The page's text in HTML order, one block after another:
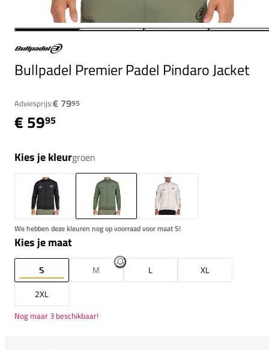
Bullpadel Premier Padel Pindaro Jacket
Adviesprijs:€ 7995
€ 5995
Kies je kleurgroen
We hebben deze kleuren nog op voorraad voor maat S!
Kies je maat
S M L
XL
2XL
Nog maar 3 beschikbaar!